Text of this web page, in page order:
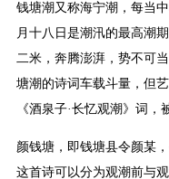
钱塘潮又称海宁潮，每当
月十八日是潮汛的最高潮
二米，奔腾澎湃，势不可
塘潮的诗词车载斗量，但
《酒泉子·长忆观潮》词，
颜钱塘，即钱塘县令颜某
这首诗可以分为观潮前与